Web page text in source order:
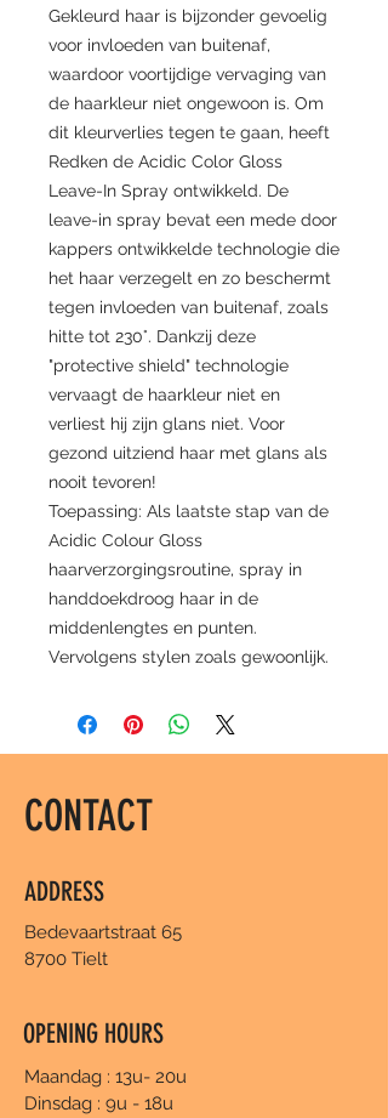
Gekleurd haar is bijzonder gevoelig
voor invloeden van buitenaf,
waardoor voortijdige vervaging van
de haarkleur niet ongewoon is. Om
dit kleurverlies tegen te gaan, heeft
Redken de Acidic Color Gloss
Leave-In Spray ontwikkeld. De
leave-in spray bevat een mede door
kappers ontwikkelde technologie die
het haar verzegelt en zo beschermt
tegen invloeden van buitenaf, zoals
hitte tot 230°. Dankzij deze
"protective shield" technologie
vervaagt de haarkleur niet en
verliest hij zijn glans niet. Voor
gezond uitziend haar met glans als
nooit tevoren!
Toepassing: Als laatste stap van de
Acidic Colour Gloss
haarverzorgingsroutine, spray in
handdoekdroog haar in de
middenlengtes en punten.
Vervolgens stylen zoals gewoonlijk.
CONTACT
ADDRESS
Bedevaartstraat 65
8700 Tielt
OPENING HOURS
Maandag : 13u- 20u
Dinsdag : 9u - 18u